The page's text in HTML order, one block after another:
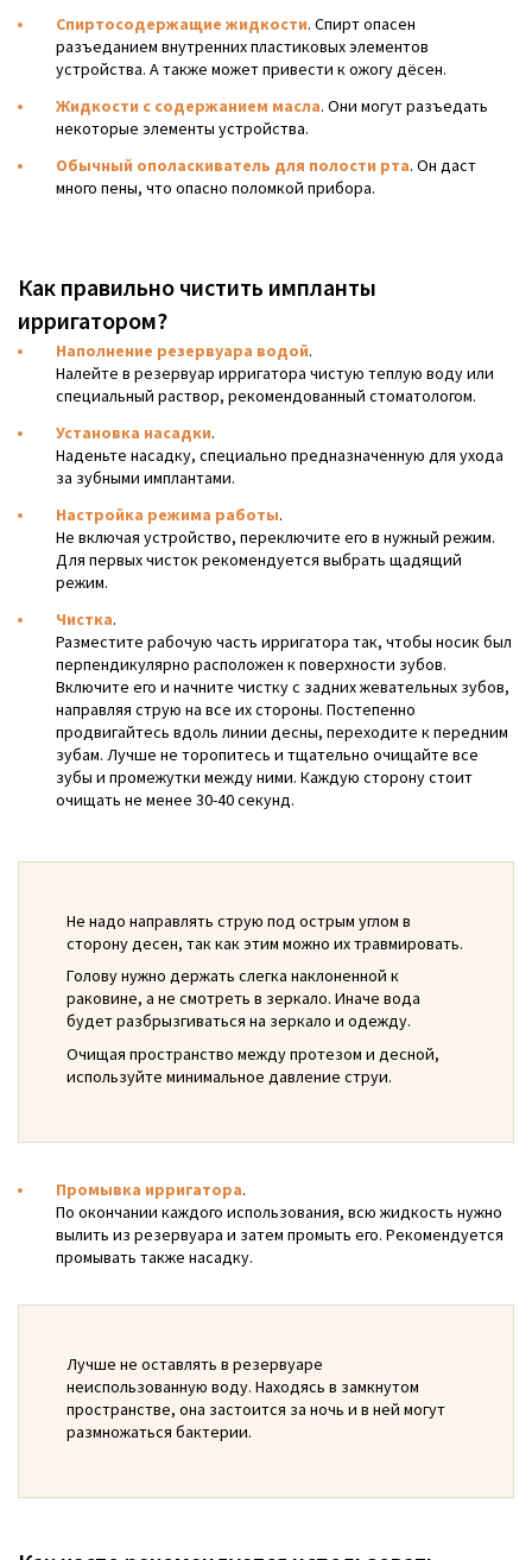
Спиртосодержащие жидкости. Спирт опасен
разъеданием внутренних пластиковых элементов
устройства. А также может привести к ожогу дёсен.
Жидкости с содержанием масла. Они могут разъедать
некоторые элементы устройства.
Обычный ополаскиватель для полости рта. Он даст
много пены, что опасно поломкой прибора.
Как правильно чистить импланты
ирригатором?
Наполнение резервуара водой.
Налейте в резервуар ирригатора чистую теплую воду или
специальный раствор, рекомендованный стоматологом.
Установка насадки.
Наденьте насадку, специально предназначенную для ухода
за зубными имплантами.
Настройка режима работы.
Не включая устройство, переключите его в нужный режим.
Для первых чисток рекомендуется выбрать щадящий
режим.
Чистка.
Разместите рабочую часть ирригатора так, чтобы носик был
перпендикулярно расположен к поверхности зубов.
Включите его и начните чистку с задних жевательных зубов,
направляя струю на все их стороны. Постепенно
продвигайтесь вдоль линии десны, переходите к передним
зубам. Лучше не торопитесь и тщательно очищайте все
зубы и промежутки между ними. Каждую сторону стоит
очищать не менее 30-40 секунд.
Не надо направлять струю под острым углом в
сторону десен, так как этим можно их травмировать.
Голову нужно держать слегка наклоненной к
раковине, а не смотреть в зеркало. Иначе вода
будет разбрызгиваться на зеркало и одежду.
Очищая пространство между протезом и десной,
используйте минимальное давление струи.
Промывка ирригатора.
По окончании каждого использования, всю жидкость нужно
вылить из резервуара и затем промыть его. Рекомендуется
промывать также насадку.
Лучше не оставлять в резервуаре
неиспользованную воду. Находясь в замкнутом
пространстве, она застоится за ночь и в ней могут
размножаться бактерии.